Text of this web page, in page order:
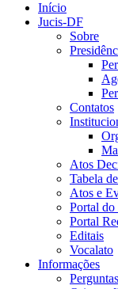
Início
Jucis-DF
Sobre
Contatos
Atos
Tabela
Atos e
Portal
Portal
Editais
Vocalato
Informações